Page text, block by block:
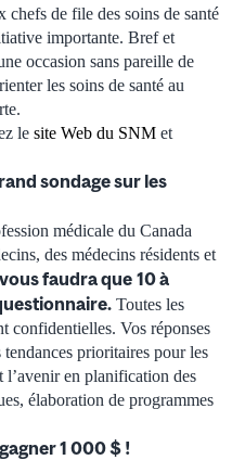
chefs de file des soins de santé
importante. Bref et
occasion sans pareille de
les soins de santé au
le site Web du SNM et
sondage sur les
médicale du Canada
des médecins résidents et
faudra que10 à
Toutes les
confidentielles. Vos réponses
prioritaires pour les
en planification des
élaboration de programmes
1 000 $ !